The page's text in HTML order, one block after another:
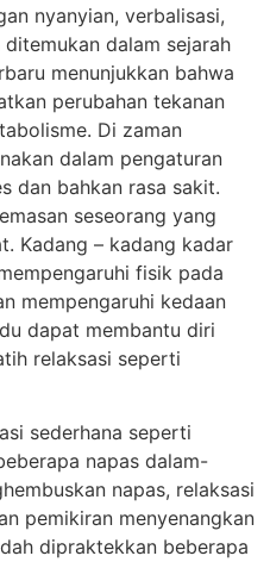
nyanyian, verbalisasi,
dalam sejarah
menunjukkan bahwa
perubahan tekanan
Di zaman
dalam pengaturan
dan bahkan rasa sakit.
seseorang yang
Kadang – kadang kadar
fisik pada
mempengaruhi kedaan
dapat membantu diri
relaksasi seperti
sederhana seperti
napas dalam-
napas, relaksasi
pemikiran menyenangkan
dipraktekkan beberapa